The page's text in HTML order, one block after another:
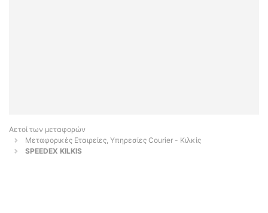
Αετοί των μεταφορών
Μεταφορικές Εταιρείες, Υπηρεσίες Courier - Κιλκίς
SPEEDEX KILKIS